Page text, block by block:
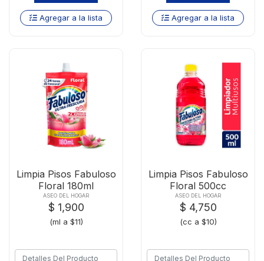
Agregar a la lista Agregar a la lista
Limpia Pisos Fabuloso
Floral 180ml
ASEO DEL HOGAR
$ 1,900
(ml a $11)
Limpia Pisos Fabuloso
Floral 500cc
ASEO DEL HOGAR
$ 4,750
(cc a $10)